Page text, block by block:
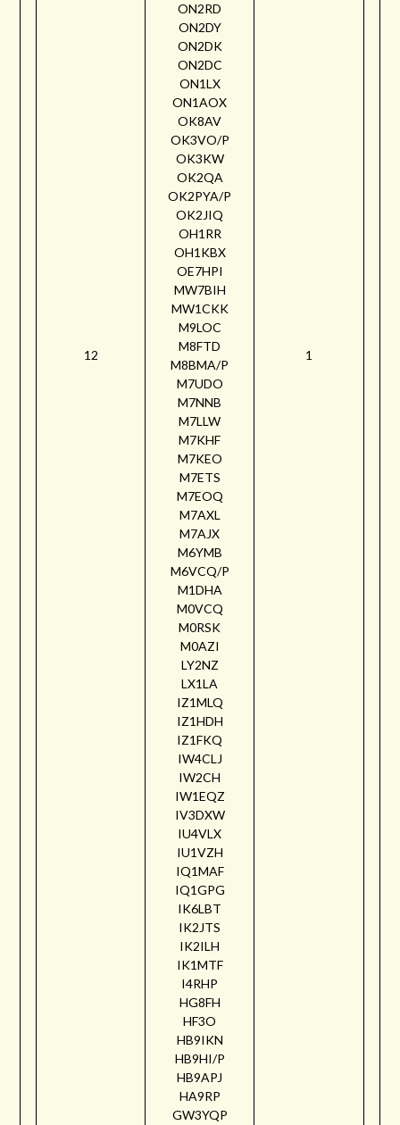
12
ON2RD
ON2DY
ON2DK
ON2DC
ON1LX
ON1AOX
OK8AV
OK3VO/P
OK3KW
OK2QA
OK2PYA/P
OK2JIQ
OH1RR
OH1KBX
OE7HPI
MW7BIH
MW1CKK
M9LOC
M8FTD
M8BMA/P
M7UDO
M7NNB
M7LLW
M7KHF
M7KEO
M7ETS
M7EOQ
M7AXL
M7AJX
M6YMB
M6VCQ/P
M1DHA
M0VCQ
M0RSK
M0AZI
LY2NZ
LX1LA
IZ1MLQ
IZ1HDH
IZ1FKQ
IW4CLJ
IW2CH
IW1EQZ
IV3DXW
IU4VLX
IU1VZH
IQ1MAF
IQ1GPG
IK6LBT
IK2JTS
IK2ILH
IK1MTF
I4RHP
HG8FH
HF3O
HB9IKN
HB9HI/P
HB9APJ
HA9RP
GW3YQP
1